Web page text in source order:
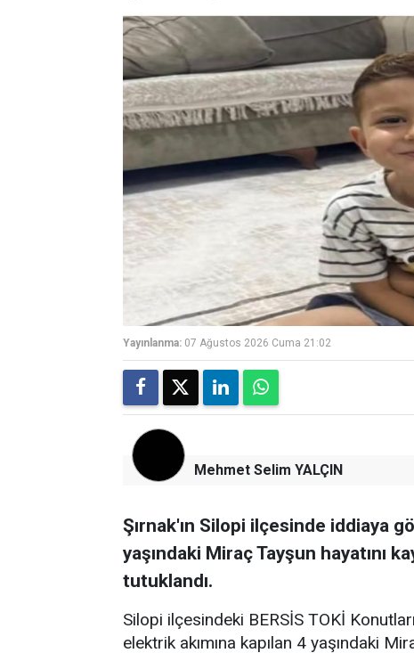
Yayınlanma: 07 Ağustos 2026 Cuma 21:02
Mehmet Selim YALÇIN
Şırnak'ın Silopi ilçesinde iddiaya
yaşındaki Miraç Tayşun hayatını
tutuklandı.
Silopi ilçesindeki BERSİS TOKİ
elektrik akımına kapılan 4 yaşındaki